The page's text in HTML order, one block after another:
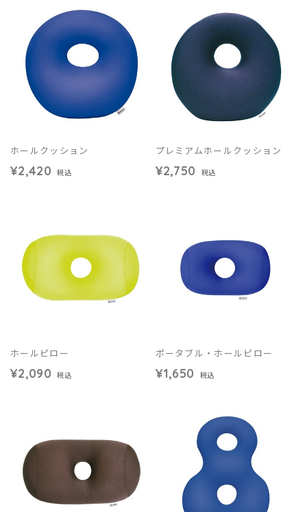
ホールクッション
¥2,420 税込
プレミアムホールクッション
¥2,750 税込
ホールピロー
¥2,090 税込
ポータブル・ホールピロー
¥1,650 税込